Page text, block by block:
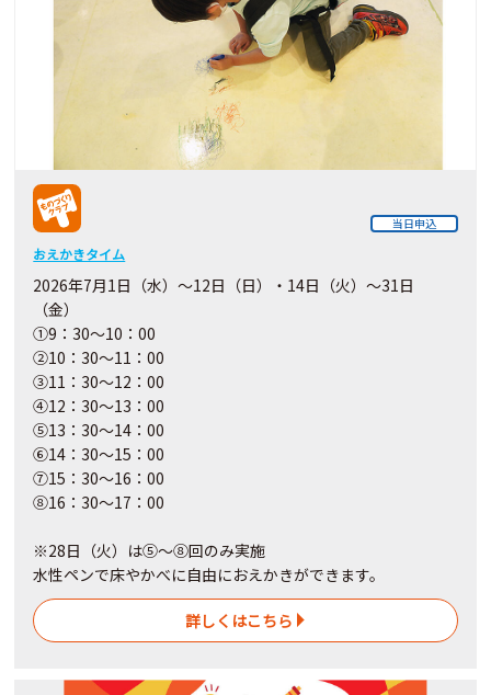
当日申込
おえかきタイム
2026年7月1日（水）～12日（日）・14日（火）～31日
（金）
①9：30～10：00
②10：30～11：00
③11：30～12：00
④12：30～13：00
⑤13：30～14：00
⑥14：30～15：00
⑦15：30～16：00
⑧16：30～17：00
※28日（火）は⑤～⑧回のみ実施
水性ペンで床やかべに自由におえかきができます。
詳しくはこちら